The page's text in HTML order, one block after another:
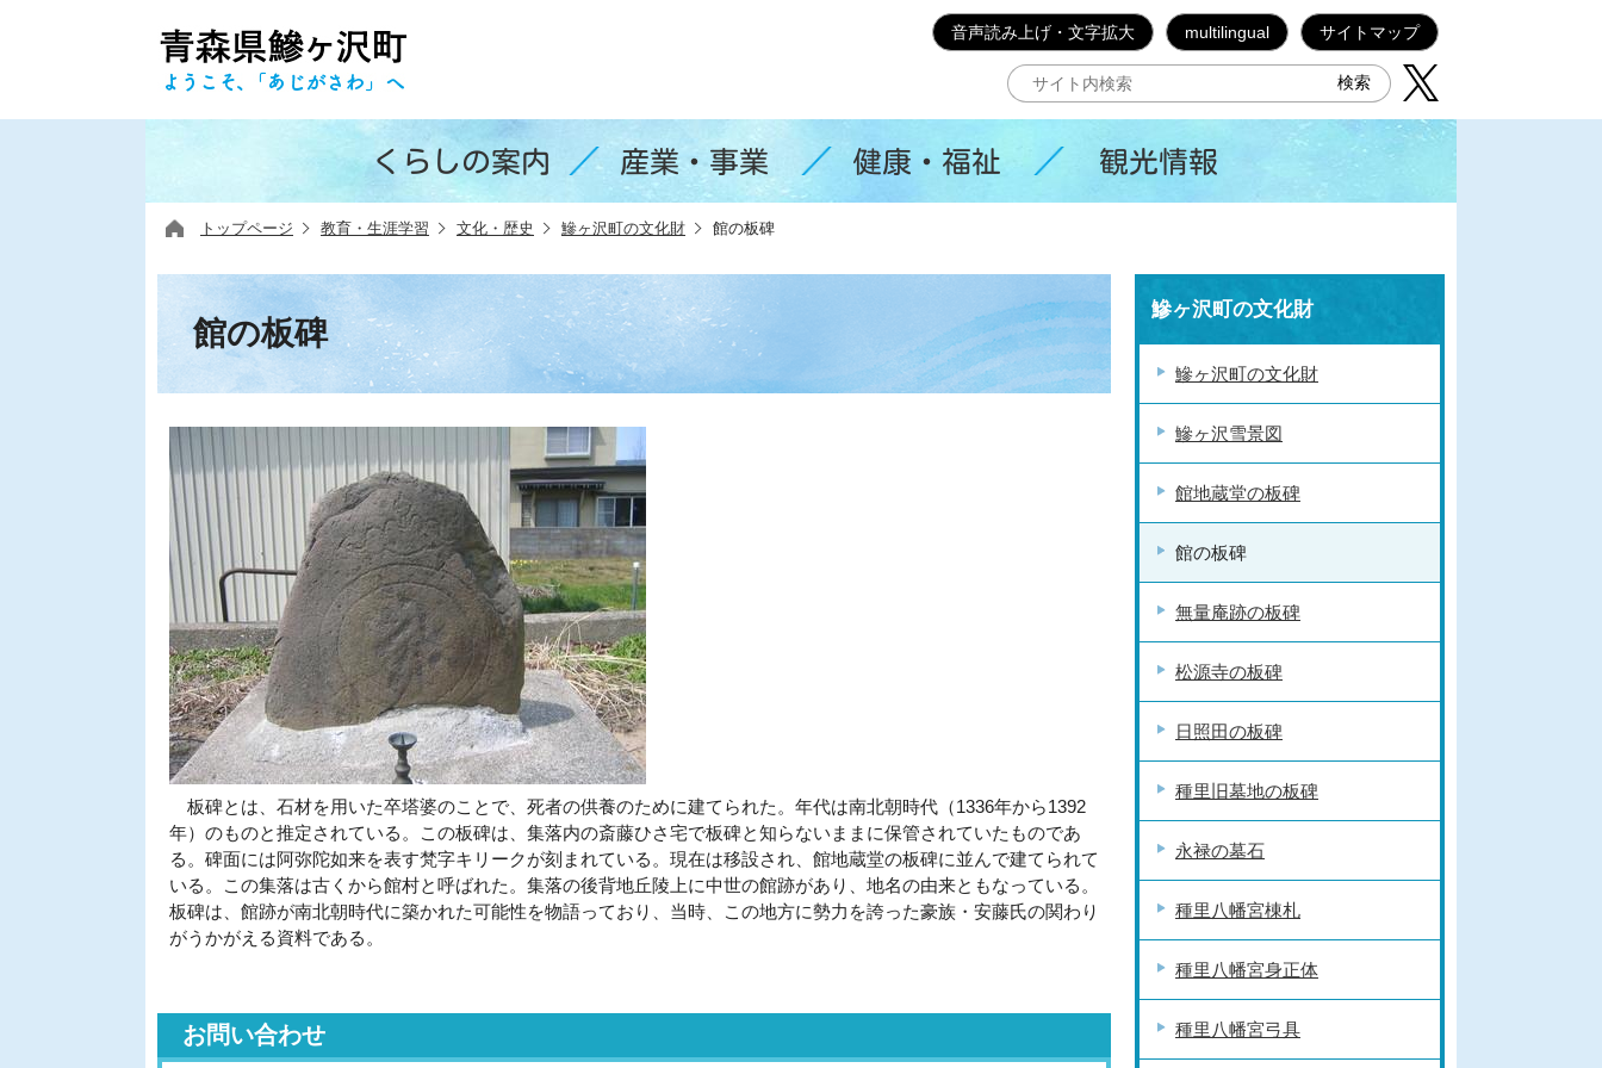
音声読み上げ・文字拡大 multilingual サイトマップ
くらしの案内 産業・事業 健康・福祉 観光情報
トップページ 教育・生涯学習 文化・歴史 鰺ヶ沢町の文化財 館の板碑
館の板碑
板碑とは、石材を用いた卒塔婆のことで、死者の供養のために建てられた。年代は南北朝時代（1336年から1392
年）のものと推定されている。この板碑は、集落内の斎藤ひさ宅で板碑と知らないままに保管されていたものであ
る。碑面には阿弥陀如来を表す梵字キリークが刻まれている。現在は移設され、館地蔵堂の板碑に並んで建てられて
いる。この集落は古くから館村と呼ばれた。集落の後背地丘陵上に中世の館跡があり、地名の由来ともなっている。
板碑は、館跡が南北朝時代に築かれた可能性を物語っており、当時、この地方に勢力を誇った豪族・安藤氏の関わり
がうかがえる資料である。
お問い合わせ
鰺ヶ沢町の文化財
鰺ヶ沢町の文化財
鰺ヶ沢雪景図
館地蔵堂の板碑
館の板碑
無量庵跡の板碑
松源寺の板碑
日照田の板碑
種里旧墓地の板碑
永禄の墓石
種里八幡宮棟札
種里八幡宮身正体
種里八幡宮弓具